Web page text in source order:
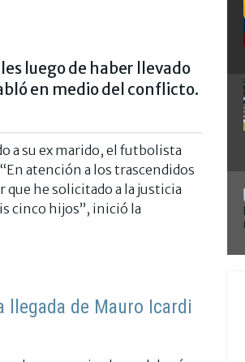
luego de haber llevado
en medio del conflicto.
a su ex marido, el futbolista
atención a los trascendidos
he solicitado a la justicia
cinco hijos”, inició la
llegada de Mauro Icardi